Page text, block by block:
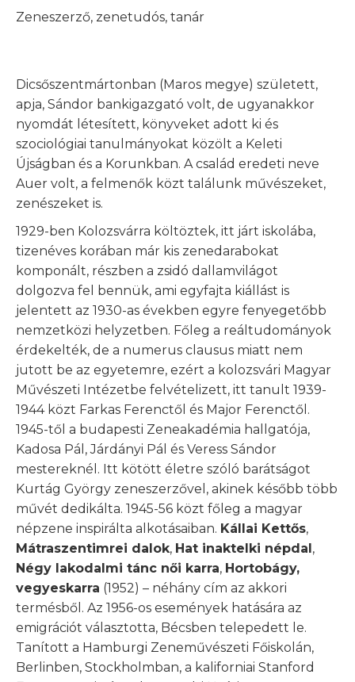
Zeneszerző, zenetudós, tanár
Dicsőszentmártonban (Maros megye) született,
apja, Sándor bankigazgató volt, de ugyanakkor
nyomdát létesített, könyveket adott ki és
szociológiai tanulmányokat közölt a Keleti
Újságban és a Korunkban. A család eredeti neve
Auer volt, a felmenők közt találunk művészeket,
zenészeket is.
1929-ben Kolozsvárra költöztek, itt járt iskolába,
tizenéves korában már kis zenedarabokat
komponált, részben a zsidó dallamvilágot
dolgozva fel bennük, ami egyfajta kiállást is
jelentett az 1930-as években egyre fenyegetőbb
nemzetközi helyzetben. Főleg a reáltudományok
érdekelték, de a numerus clausus miatt nem
jutott be az egyetemre, ezért a kolozsvári Magyar
Művészeti Intézetbe felvételizett, itt tanult 1939-
1944 közt Farkas Ferenctől és Major Ferenctől.
1945-től a budapesti Zeneakadémia hallgatója,
Kadosa Pál, Járdányi Pál és Veress Sándor
mestereknél. Itt kötött életre szóló barátságot
Kurtág György zeneszerzővel, akinek később több
művét dedikálta. 1945-56 közt főleg a magyar
népzene inspirálta alkotásaiban. Kállai Kettős,
Mátraszentimrei dalok, Hat inaktelki népdal,
Négy lakodalmi tánc női karra, Hortobágy,
vegyeskarra (1952) – néhány cím az akkori
termésből. Az 1956-os események hatására az
emigrációt választotta, Bécsben telepedett le.
Tanított a Hamburgi Zeneművészeti Főiskolán,
Berlinben, Stockholmban, a kaliforniai Stanford